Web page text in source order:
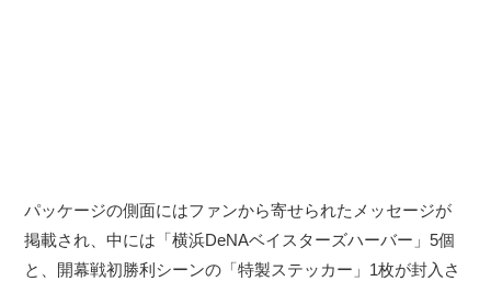
パッケージの側面にはファンから寄せられたメッセージが
掲載され、中には「横浜DeNAベイスターズハーバー」5個
と、開幕戦初勝利シーンの「特製ステッカー」1枚が封入さ